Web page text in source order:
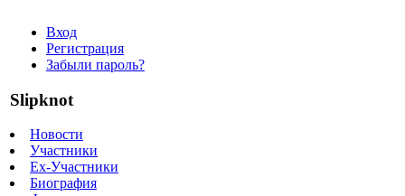
Вход
Регистрация
Забыли пароль?
Slipknot
Новости
Участники
Ex-Участники
Биография